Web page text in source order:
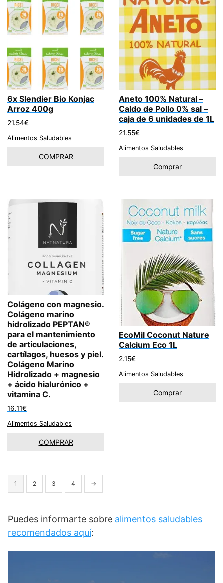
6x Slendier Bio Konjac
Arroz 400g
21.54€
Alimentos Saludables
COMPRAR
Aneto 100% Natural –
Caldo de Pollo 0% sal –
caja de 6 unidades de 1L
21.55€
Alimentos Saludables
Comprar
Colágeno con magnesio.
Colágeno marino
hidrolizado PEPTAN®
para el mantenimiento
de articulaciones,
cartílagos, huesos y piel.
Colágeno Marino
Hidrolizado + magnesio
+ ácido hialurónico +
vitamina C.
16.11€
Alimentos Saludables
COMPRAR
EcoMil Coconut Nature
Calcium Eco 1L
2.15€
Alimentos Saludables
Comprar
1 2 3 4 →
Puedes informarte sobre alimentos saludables
recomendados aquí: